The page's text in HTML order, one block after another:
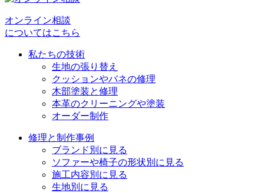
ー
オンライン相談
についてはこちら
私たちの技術
生地の張り替え
クッションやバネの修理
木部塗装と修理
本革のクリーニングや塗装
オーダー制作
修理と制作事例
ブランド別に見る
ソファーや椅子の形状別に見る
施工内容別に見る
生地別に見る